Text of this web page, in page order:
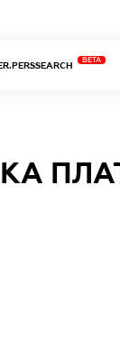
BETA